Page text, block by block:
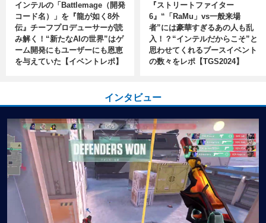
インテルの「Battlemage（開発
コード名）」を『龍が如く8外
伝』チーフプロデューサーが読
み解く！“新たなAIの世界”はゲ
ーム開発にもユーザーにも恩恵
を与えていた【イベントレポ】
『ストリートファイター
6』“「RaMu」vs一般来場
者”には豪華すぎるあの人も乱
入！？“インテルだからこそ”と
思わせてくれるブースイベント
の数々をレポ【TGS2024】
インタビュー